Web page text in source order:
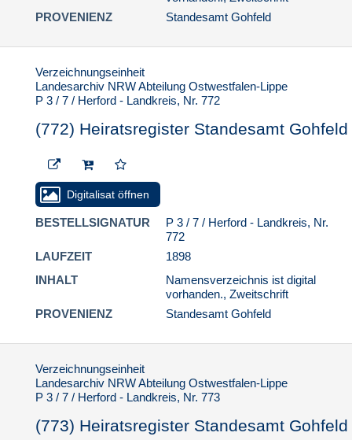
PROVENIENZ
Standesamt Gohfeld
Verzeichnungseinheit
Landesarchiv NRW Abteilung Ostwestfalen-Lippe
P 3 / 7 / Herford - Landkreis, Nr. 772
(772) Heiratsregister Standesamt Gohfeld
Digitalisat öffnen
BESTELLSIGNATUR
P 3 / 7 / Herford - Landkreis, Nr.
772
LAUFZEIT
1898
INHALT
Namensverzeichnis ist digital
vorhanden., Zweitschrift
PROVENIENZ
Standesamt Gohfeld
Verzeichnungseinheit
Landesarchiv NRW Abteilung Ostwestfalen-Lippe
P 3 / 7 / Herford - Landkreis, Nr. 773
(773) Heiratsregister Standesamt Gohfeld